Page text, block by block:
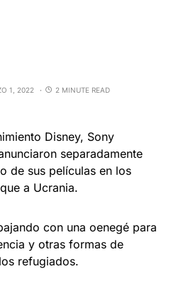
1, 2022 2 MINUTE READ
Disney, Sony
separadamente
de sus películas en los
a Ucrania.
con una oenegé para
y otras formas de
refugiados.